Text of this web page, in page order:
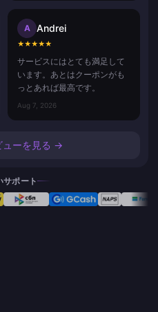
A Andrei
★★★★★
サービスにはとても満足して
います。あとはクーポンがも
っとあれば最高です。
Aug 7, 2026
ューを見る →
サポート